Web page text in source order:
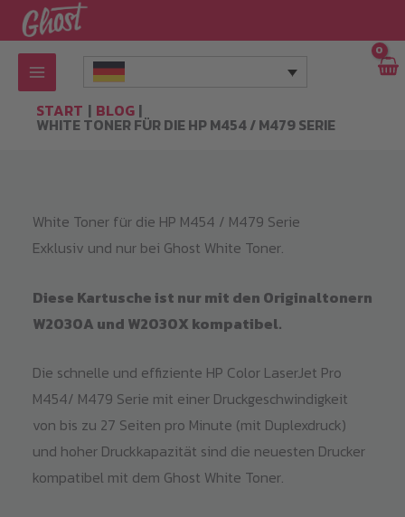
Zum
Inhalt
springen
START BLOG
WHITE TONER FÜR DIE HP M454 / M479 SERIE
White Toner für die HP M454 / M479 Serie
Exklusiv und nur bei Ghost White Toner.
Diese Kartusche ist nur mit den Originaltonern
W2030A und W2030X kompatibel.
Die schnelle und effiziente HP Color LaserJet Pro
M454/ M479 Serie mit einer Druckgeschwindigkeit
von bis zu 27 Seiten pro Minute (mit Duplexdruck)
und hoher Druckkapazität sind die neuesten Drucker
kompatibel mit dem Ghost White Toner.